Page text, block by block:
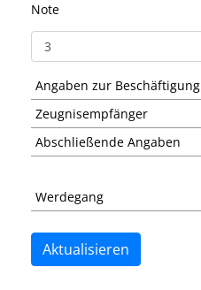
Note
Angaben zur Beschäftigung
Zeugnisempfänger
Abschließende Angaben
Werdegang
Aktualisieren